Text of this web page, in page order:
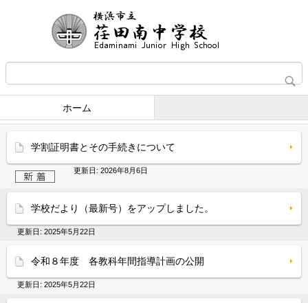
ホーム
学割証明書とその手続きについて
更新日: 2026年8月6日
学校だより（最新号）をアップしました。
更新日: 2025年5月22日
令和８年度 各教科年間指導計画の公開
更新日: 2025年5月22日